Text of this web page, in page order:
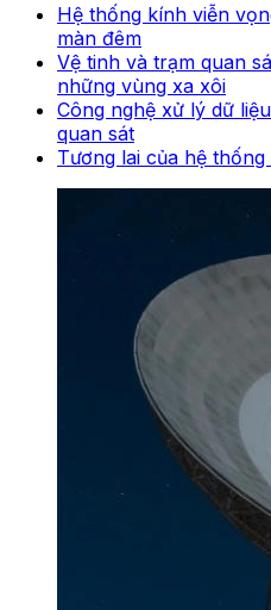
Hệ thống kính viễn
màn đêm
Vệ tinh và trạm quan
những vùng xa xôi
Công nghệ xử lý dữ
quan sát
Tương lai của hệ